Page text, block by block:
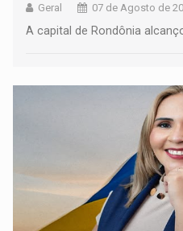
Geral 07 de Agosto de
A capital de Rondônia